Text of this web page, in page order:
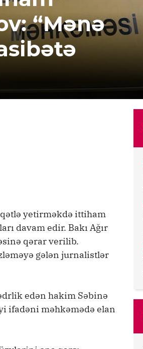
“Mənə
qətlə yetirməkdə ittiham
davam edir. Bakı Ağır
qərar verilib.
gələn jurnalistlər
edən hakim Səbinə
ifadəni məhkəmədə elan